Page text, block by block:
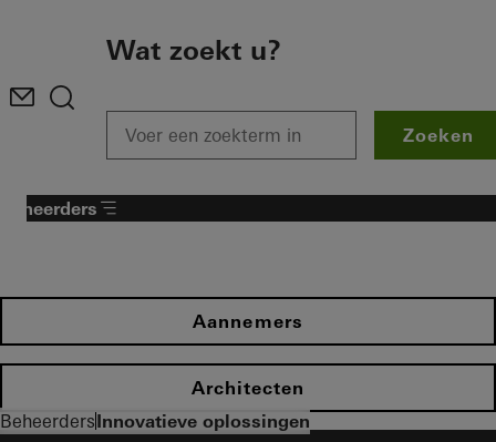
Wat zoekt u?
Zoeken
BeheerdersInnovatieve oplossingen
Beheerders
Aannemers
Architecten